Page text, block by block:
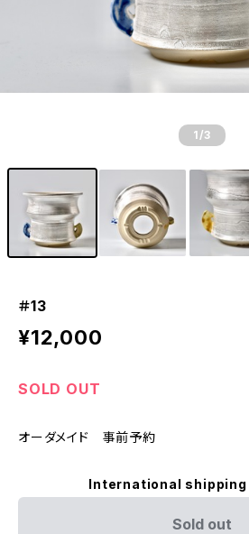
1 /3
＃13
¥12,000
SOLD OUT
オーダメイド 事前予約
International shipping
Sold out